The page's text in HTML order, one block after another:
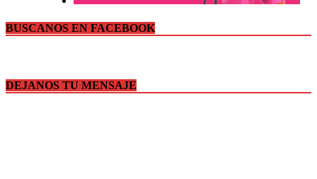
BUSCANOS EN FACEBOOK
DEJANOS TU MENSAJE